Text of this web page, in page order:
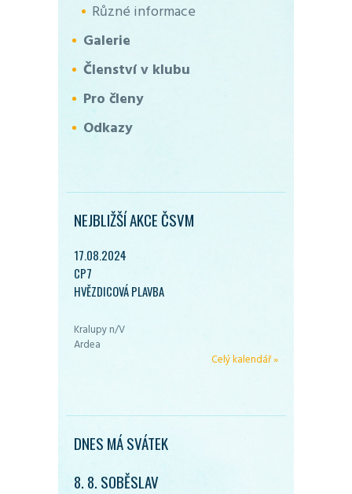
Různé informace
Galerie
Členství v klubu
Pro členy
Odkazy
NEJBLIŽŠÍ AKCE ČSVM
17.08.2024
CP7
HVĚZDICOVÁ PLAVBA
Kralupy n/V
Ardea
Celý kalendář »
DNES MÁ SVÁTEK
8. 8. SOBĚSLAV